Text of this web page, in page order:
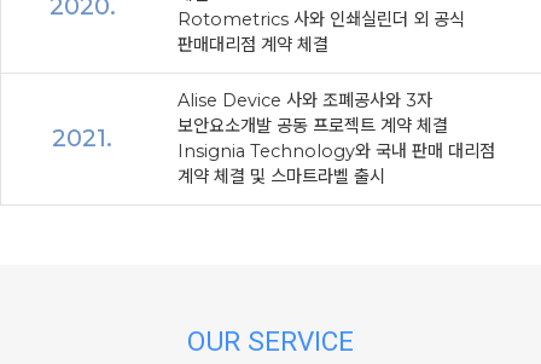
2020.
Rotometrics 사와 인쇄실린더 외 공식
판매대리점 계약 체결
2021.
Alise Device 사와 조폐공사와 3자
보안요소개발 공동 프로젝트 계약 체결
Insignia Technology와 국내 판매 대리점
계약 체결 및 스마트라벨 출시
OUR SERVICE